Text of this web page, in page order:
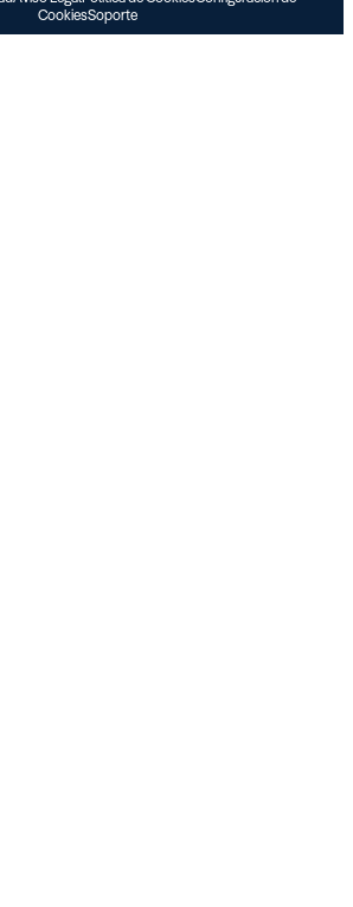
CookiesSoporte